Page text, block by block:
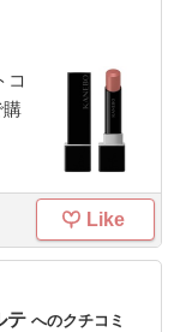
コ
購
Like
テ へのクチコミ